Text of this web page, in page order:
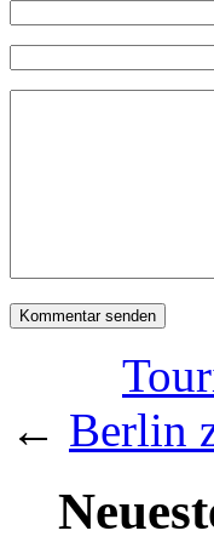
← Berlin